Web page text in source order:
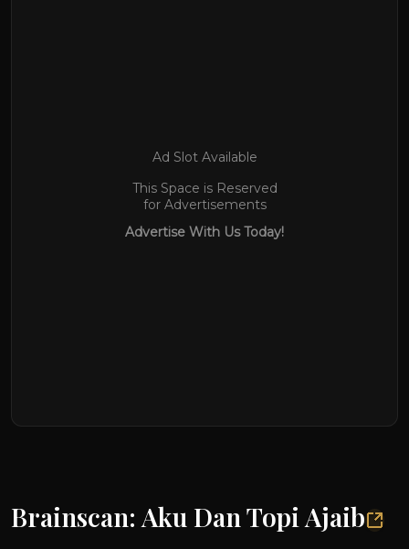
Ad Slot Available
This Space is Reserved
for Advertisements
Advertise With Us Today!
Brainscan: Aku Dan Topi Ajaib